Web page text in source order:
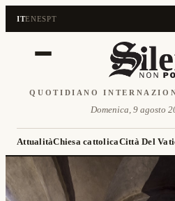
ITENESPT
QUOTIDIANO
Domenica, 9 agosto
AttualitàChiesa cattolicaCittà Del